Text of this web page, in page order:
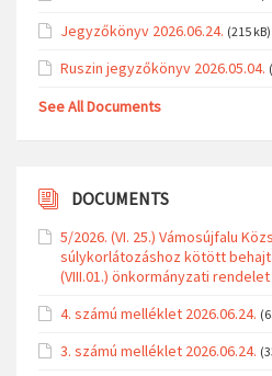
Jegyzőkönyv 2026.06.24. (215 kB)
Ruszin jegyzőkönyv 2026.05.04.
See All Documents
DOCUMENTS
5/2026. (VI. 25.) Vámosújfalu
súlykorlátozáshoz kötött
(VIII.01.) önkormányzati
4. számú melléklet 2026.06.24.
3. számú melléklet 2026.06.24.